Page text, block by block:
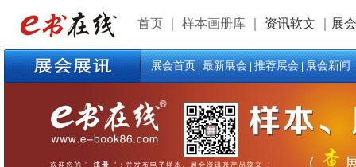
首页 样本画册库 资讯软文 展
展会首页|最新展会|推荐展会|展会新闻